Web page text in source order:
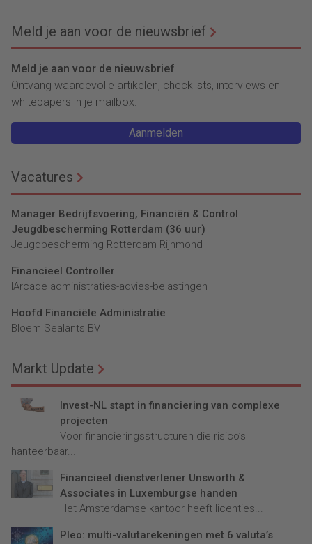
Meld je aan voor de nieuwsbrief
Meld je aan voor de nieuwsbrief
Ontvang waardevolle artikelen, checklists, interviews en
whitepapers in je mailbox.
Aanmelden
Vacatures
Manager Bedrijfsvoering, Financiën & Control
Jeugdbescherming Rotterdam (36 uur)
Jeugdbescherming Rotterdam Rijnmond
Financieel Controller
lArcade administraties-advies-belastingen
Hoofd Financiële Administratie
Bloem Sealants BV
Markt Update
Invest-NL stapt in financiering van complexe
projecten
Voor financieringsstructuren die risico’s
hanteerbaar...
Financieel dienstverlener Unsworth &
Associates in Luxemburgse handen
Het Amsterdamse kantoor heeft licenties...
Pleo: multi-valutarekeningen met 6 valuta’s